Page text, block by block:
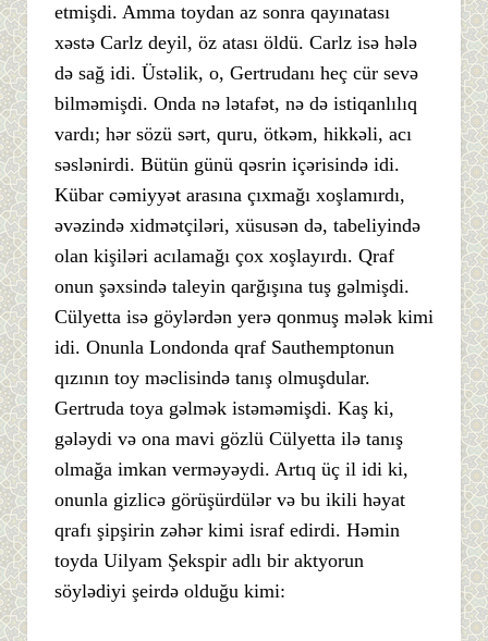
etmişdi. Amma toydan az sonra qayınatası
xəstə Carlz deyil, öz atası öldü. Carlz isə hələ
də sağ idi. Üstəlik, o, Gertrudanı heç cür sevə
bilməmişdi. Onda nə lətafət, nə də istiqanlılıq
vardı; hər sözü sərt, quru, ötkəm, hikkəli, acı
səslənirdi. Bütün günü qəsrin içərisində idi.
Kübar cəmiyyət arasına çıxmağı xoşlamırdı,
əvəzində xidmətçiləri, xüsusən də, tabeliyində
olan kişiləri acılamağı çox xoşlayırdı. Qraf
onun şəxsində taleyin qarğışına tuş gəlmişdi.
Cülyetta isə göylərdən yerə qonmuş mələk kimi
idi. Onunla Londonda qraf Sauthemptonun
qızının toy məclisində tanış olmuşdular.
Gertruda toya gəlmək istəməmişdi. Kaş ki,
gələydi və ona mavi gözlü Cülyetta ilə tanış
olmağa imkan verməyəydi. Artıq üç il idi ki,
onunla gizlicə görüşürdülər və bu ikili həyat
qrafı şipşirin zəhər kimi israf edirdi. Həmin
toyda Uilyam Şekspir adlı bir aktyorun
söylədiyi şeirdə olduğu kimi: